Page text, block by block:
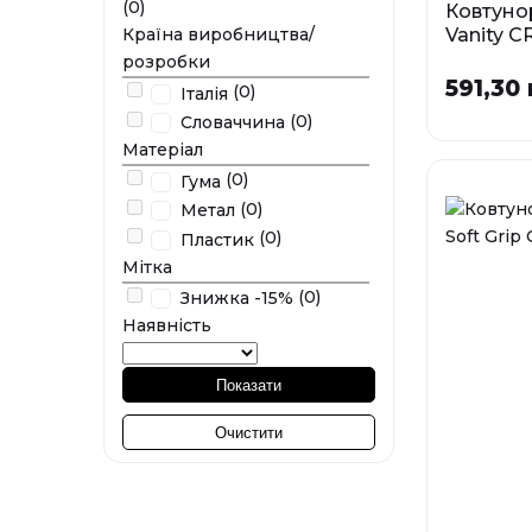
(0)
Країна виробництва/
розробки
Італія (0)
Словаччина (0)
Матеріал
Гума (0)
Метал (0)
Пластик (0)
Мітка
Знижка -15% (0)
Наявність
Показати
Очистити
Vanity
У наявності
591,30